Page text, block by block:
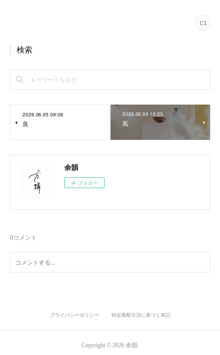
検索
2026.06.05 09:06
良
2026.06.03 10:23
風
余韻
フォロー
0コメント
プライバシーポリシー 特定商取引法に基づく表記
Copyright © 2026 余韻.